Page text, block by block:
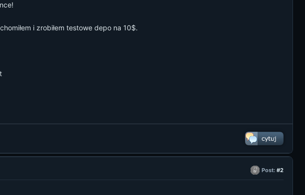
i zrobiłem testowe depo na 10$.
Post: #2